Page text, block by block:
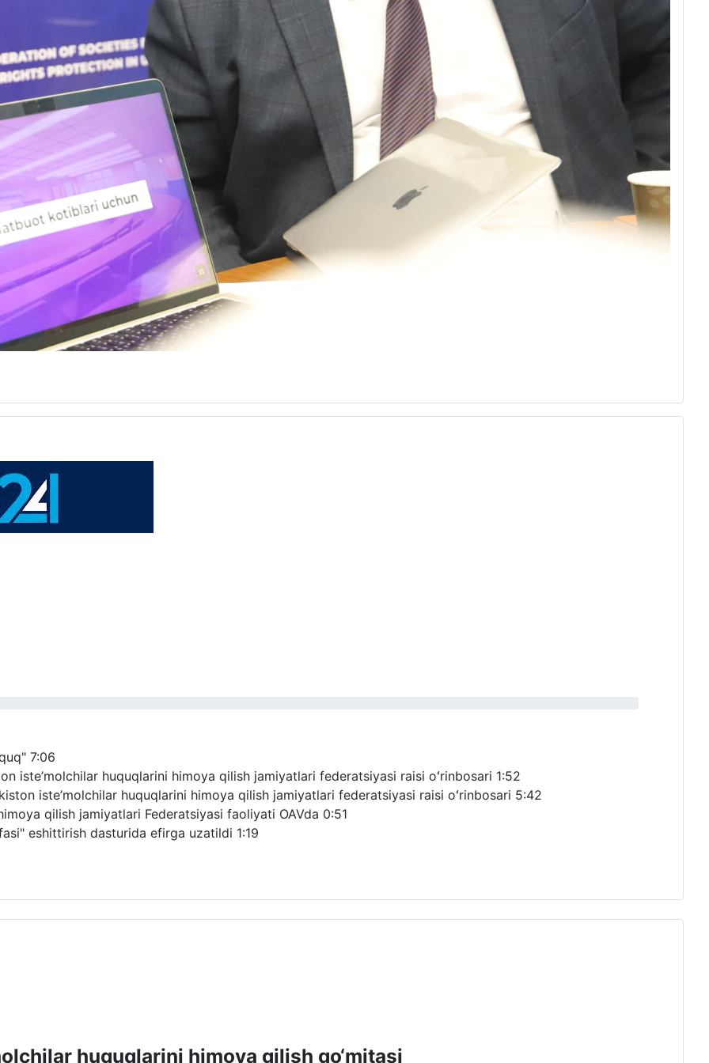
7:06
iste’molchilar huquqlarini himoya qilish jamiyatlari federatsiyasi raisi oʻrinbosari 1:52
iste’molchilar huquqlarini himoya qilish jamiyatlari federatsiyasi raisi oʻrinbosari 5:42
qilish jamiyatlari Federatsiyasi faoliyati OAVda 0:51
eshittirish dasturida efirga uzatildi 1:19
huquqlarini himoya qilish qo‘mitasi